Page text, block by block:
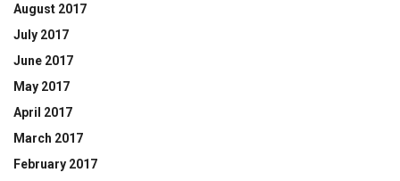
August 2017
July 2017
June 2017
May 2017
April 2017
March 2017
February 2017